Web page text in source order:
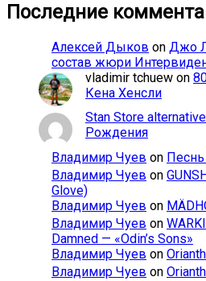
Последние
Алексей Дыков on Джо
состав жюри
vladimir tchuew on
Кена Хенсли
Stan Store
Рождения
Владимир Чуев on Песнь
Владимир Чуев on
Glove)
Владимир Чуев on
Владимир Чуев on
Damned — «Odin’s Sons»
Владимир Чуев on
Владимир Чуев on